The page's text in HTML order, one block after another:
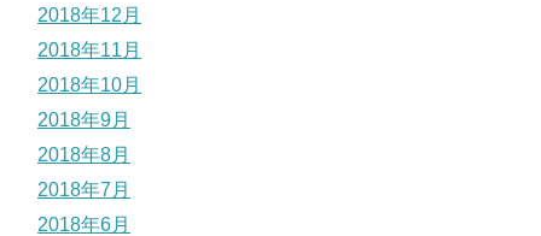
2018年12月
2018年11月
2018年10月
2018年9月
2018年8月
2018年7月
2018年6月